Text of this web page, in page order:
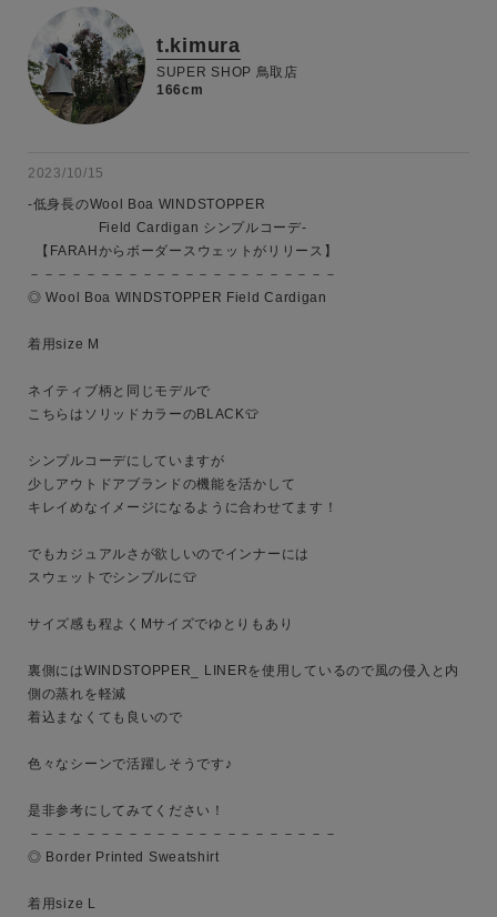
t.kimura
SUPER SHOP 鳥取店
166cm
2023/10/15
-低身長のWool Boa WINDSTOPPER
Field Cardigan シンプルコーデ-
－－－－－－－－－－－－－－－－－－－－－－
◎ Wool Boa WINDSTOPPER Field Cardigan
着用size M
ネイティブ柄と同じモデルで
こちらはソリッドカラーのBLACK👕
シンプルコーデにしていますが
少しアウトドアブランドの機能を活かして
キレイめなイメージになるように合わせてます！
でもカジュアルさが欲しいのでインナーには
スウェットでシンプルに👕
サイズ感も程よくMサイズでゆとりもあり
裏側にはWINDSTOPPER_ LINERを使用しているので風の侵入と内
側の蒸れを軽減
着込まなくても良いので
色々なシーンで活躍しそうです♪
是非参考にしてみてください！
－－－－－－－－－－－－－－－－－－－－－－
◎ Border Printed Sweatshirt
着用size L